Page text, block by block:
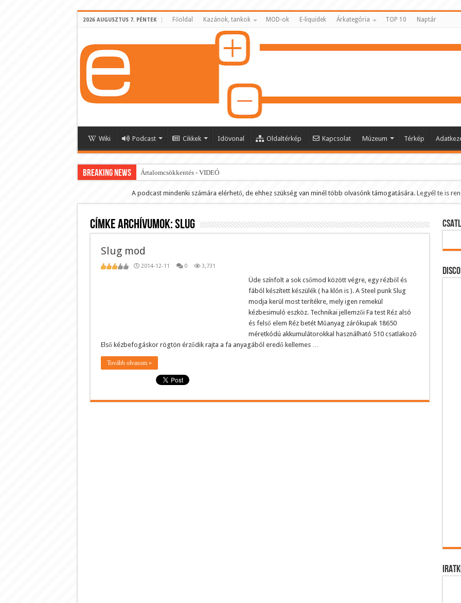
2026 AUGUSZTUS 7. PÉNTEK Főoldal Kazánok, tankok MOD-ok E-liquidek Árkategória TOP 10 Naptár
Wiki Podcast Cikkek Idövonal Oldaltérkép Kapcsolat Múzeum Térkép
BREAKING NEWS Ártalomcsökkentés - VIDEÓ
E-cigi használati szokások 2.0
Android Podcast alkalmazás letöltése
Párásító podcast lejátszási lista
A podcast mindenki számára elérhető, de ehhez szükség van minél több olvasónk támogatására. Legyél te is
Címke archívumok:slug
Slug mod
2014-12-11 0 3,731
Üde színfolt a sok csőmod között végre, egy rézből és
fából készített készülék ( ha klón is ). A Steel punk Slug
modja kerül most terítékre, mely igen remekül
kézbesimuló eszköz. Technikai jellemzői Fa test Réz alsó
és felső elem Réz betét Műanyag zárókupak 18650
méretkódú akkumulátorokkal használható 510 csatlakozó
Első kézbefogáskor rögtön érződik rajta a fa anyagából eredő kellemes …
Tovább olvasom »